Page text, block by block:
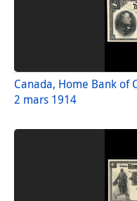
Canada, Home Bank of
2 mars 1914